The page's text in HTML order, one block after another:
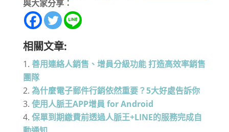
與大家分享：
相關文章:
善用連絡人銷售、增員分級功能 打造高效率銷售
團隊
為什麼電子郵件行銷依然重要？5大好處告訴你
使用人脈王APP增員 for Android
保單到期繳費前透過人脈王+LINE的服務完成自